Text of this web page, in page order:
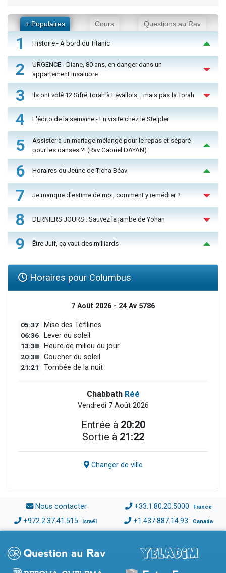
+ Populaires Cours Questions au Rav
1 Histoire - À bord du Titanic
2
URGENCE - Diane, 80 ans, en danger dans un
appartement insalubre
3 Ils ont volé 12 Sifré Torah à Levallois… mais pas la Torah
4 L'édito de la semaine - En visite chez le Steipler
5
Assister à un mariage mélangé pour le repas et séparé
pour les danses ?! (Rav Gabriel DAYAN)
6 Horaires du Jeûne de Ticha Béav
7 Je manque d'estime de moi, comment y remédier ?
8 DERNIERS JOURS : Sauvez la jambe de Yohan
9 Être Juif, ça vaut des milliards
Horaires pour Columbus
7 Août 2026 - 24 Av 5786
05:37 Mise des Téfilines
06:36 Lever du soleil
13:38 Heure de milieu du jour
20:38 Coucher du soleil
21:21 Tombée de la nuit
Chabbath Réé
Vendredi 7 Août 2026
Entrée à 20:20
Sortie à 21:22
Changer de ville
Nous contacter +33.1.80.20.5000 France
+972.2.37.41.515 Israël +1.437.887.14.93 Canada